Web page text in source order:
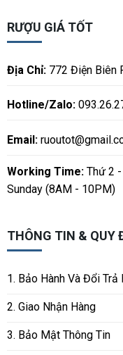
RƯỢU GIÁ TỐT
Địa Chỉ:772 Điện Biên
Hotline/Zalo:
Email:
Working Time:Thứ 2 -
Sunday (8AM - 10PM)
THÔNG TIN & QUY
1. Bảo Hành Và Đổi Trả
2. Giao Nhận Hàng
3. Bảo Mật Thông Tin